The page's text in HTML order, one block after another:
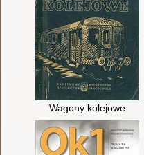
Wagony kolejowe